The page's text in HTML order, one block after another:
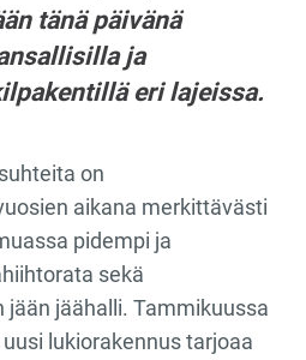
tänä päivänä
ja
eri lajeissa.
on
aikana merkittävästi
pidempi ja
sekä
jään jäähalli. Tammikuussa
lukiorakennus tarjoaa